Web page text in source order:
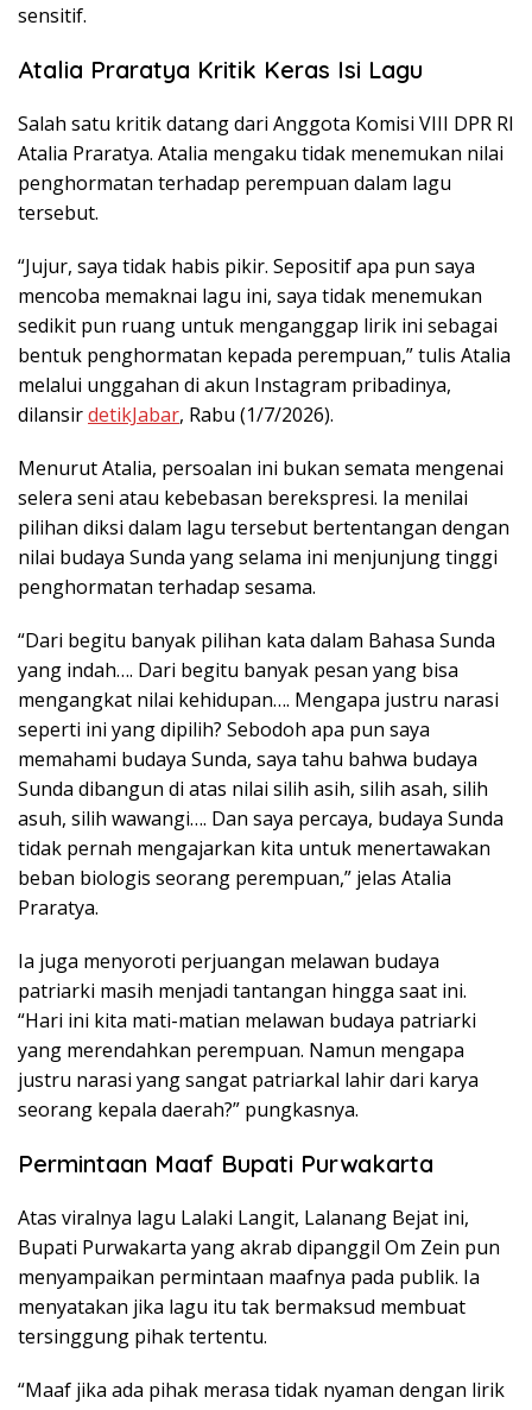
sensitif.
Atalia Praratya Kritik Keras Isi Lagu
Salah satu kritik datang dari Anggota Komisi VIII DPR RI
Atalia Praratya. Atalia mengaku tidak menemukan nilai
penghormatan terhadap perempuan dalam lagu
tersebut.
“Jujur, saya tidak habis pikir. Sepositif apa pun saya
mencoba memaknai lagu ini, saya tidak menemukan
sedikit pun ruang untuk menganggap lirik ini sebagai
bentuk penghormatan kepada perempuan,” tulis Atalia
melalui unggahan di akun Instagram pribadinya,
dilansirdetikJabar, Rabu (1/7/2026).
Menurut Atalia, persoalan ini bukan semata mengenai
selera seni atau kebebasan berekspresi. Ia menilai
pilihan diksi dalam lagu tersebut bertentangan dengan
nilai budaya Sunda yang selama ini menjunjung tinggi
penghormatan terhadap sesama.
“Dari begitu banyak pilihan kata dalam Bahasa Sunda
yang indah…. Dari begitu banyak pesan yang bisa
mengangkat nilai kehidupan…. Mengapa justru narasi
seperti ini yang dipilih? Sebodoh apa pun saya
memahami budaya Sunda, saya tahu bahwa budaya
Sunda dibangun di atas nilai silih asih, silih asah, silih
asuh, silih wawangi…. Dan saya percaya, budaya Sunda
tidak pernah mengajarkan kita untuk menertawakan
beban biologis seorang perempuan,” jelas Atalia
Praratya.
Ia juga menyoroti perjuangan melawan budaya
patriarki masih menjadi tantangan hingga saat ini.
“Hari ini kita mati-matian melawan budaya patriarki
yang merendahkan perempuan. Namun mengapa
justru narasi yang sangat patriarkal lahir dari karya
seorang kepala daerah?” pungkasnya.
Permintaan Maaf Bupati Purwakarta
Atas viralnya lagu Lalaki Langit, Lalanang Bejat ini,
Bupati Purwakarta yang akrab dipanggil Om Zein pun
menyampaikan permintaan maafnya pada publik. Ia
menyatakan jika lagu itu tak bermaksud membuat
tersinggung pihak tertentu.
“Maaf jika ada pihak merasa tidak nyaman dengan lirik